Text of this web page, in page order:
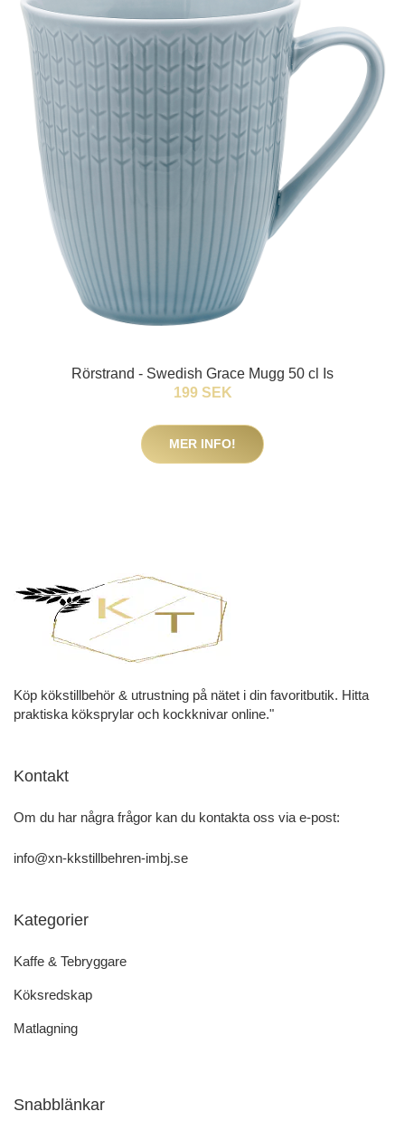
Rörstrand - Swedish Grace Mugg 50 cl Is
199 SEK
MER INFO!
Köp kökstillbehör & utrustning på nätet i din favoritbutik. Hitta
praktiska köksprylar och kockknivar online."
Kontakt
Om du har några frågor kan du kontakta oss via e-post:
info@xn-kkstillbehren-imbj.se
Kategorier
Kaffe & Tebryggare
Köksredskap
Matlagning
Snabblänkar